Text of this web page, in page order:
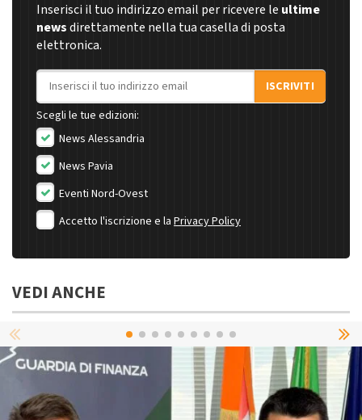
Inserisci il tuo indirizzo email per ricevere le ultime
newsdirettamente nella tua casella di posta
elettronica.
Indirizzo email
ISCRIVITI
Scegli le tue edizioni:
News Alessandria
News Pavia
Eventi Nord-Ovest
Accetto l'iscrizione e la Privacy Policy
VEDI ANCHE